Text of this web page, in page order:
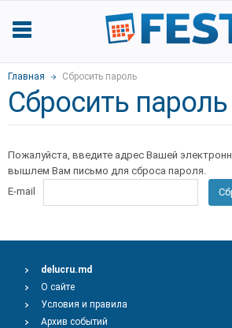
Главная Сбросить пароль
Сбросить пароль
Пожалуйста, введите адрес Вашей
вышлем Вам письмо для сброса пароля.
E-mail
delucru.md
О сайте
Условия и правила
Архив событий